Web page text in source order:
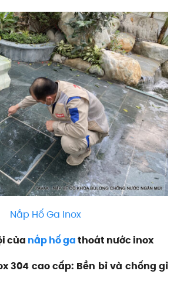
Nắp Hố Ga Inox
của nắp hố gathoát nước inox
304 cao cấp: Bền bỉ và chống gỉ